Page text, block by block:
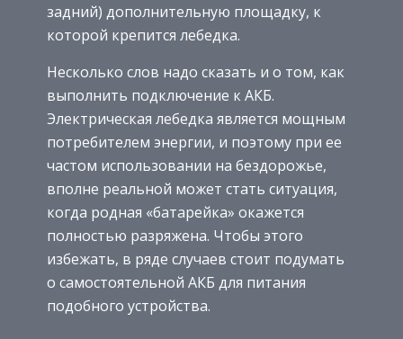
задний) дополнительную площадку, к
которой крепится лебедка.
Несколько слов надо сказать и о том, как
выполнить подключение к АКБ.
Электрическая лебедка является мощным
потребителем энергии, и поэтому при ее
частом использовании на бездорожье,
вполне реальной может стать ситуация,
когда родная «батарейка» окажется
полностью разряжена. Чтобы этого
избежать, в ряде случаев стоит подумать
о самостоятельной АКБ для питания
подобного устройства.